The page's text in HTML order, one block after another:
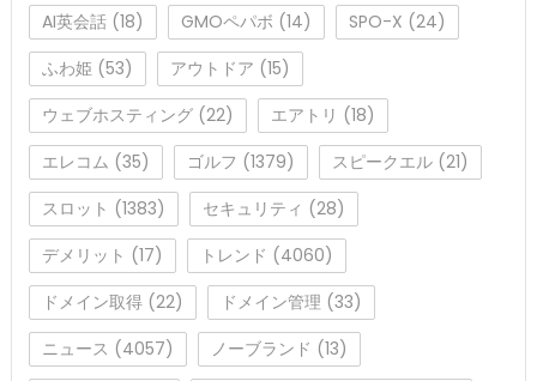
AI英会話(18) GMOペパボ (14) SPO-X (24)
ふわ姫 (53) アウトドア (15)
ウェブホスティング(22) エアトリ (18)
エレコム (35) ゴルフ (1379) スピークエル(21)
スロット (1383) セキュリティ (28)
デメリット (17) トレンド (4060)
ドメイン取得(22) ドメイン管理 (33)
ニュース (4057) ノーブランド (13)